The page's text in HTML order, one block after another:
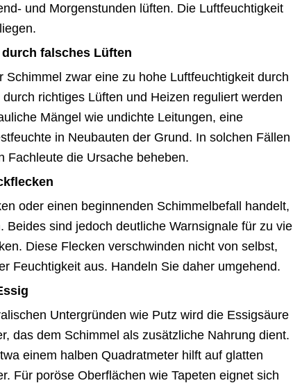
und Morgenstunden lüften. Die Luftfeuchtigkeit
falsches Lüften
Schimmel zwar eine zu hohe Luftfeuchtigkeit durch
richtiges Lüften und Heizen reguliert werden
Mängel wie undichte Leitungen, eine
in Neubauten der Grund. In solchen Fällen
Fachleute die Ursache beheben.
oder einen beginnenden Schimmelbefall handelt,
Beides sind jedoch deutliche Warnsignale für zu
Diese Flecken verschwinden nicht von selbst,
Feuchtigkeit aus. Handeln Sie daher umgehend.
Untergründen wie Putz wird die Essigsäure
das dem Schimmel als zusätzliche Nahrung dient.
einem halben Quadratmeter hilft auf glatten
Für poröse Oberflächen wie Tapeten eignet sich